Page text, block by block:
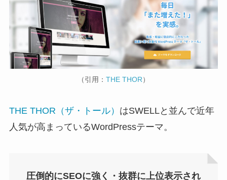
（引用： THE THOR）
THE THOR（ザ・トール） はSWELLと並んで近年
人気が高まっているWordPressテーマ。
圧倒的にSEOに強く・抜群に上位表示され